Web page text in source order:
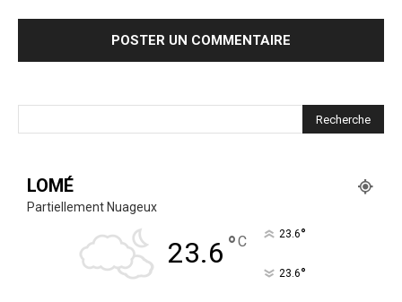
LOMÉ
Partiellement Nuageux
23.6 °C 23.6°
23.6°